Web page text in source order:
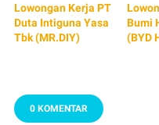
Lowongan Kerja PT
Duta Intiguna Yasa
Tbk (MR.DIY)
Bumi
(BYD
0 KOMENTAR